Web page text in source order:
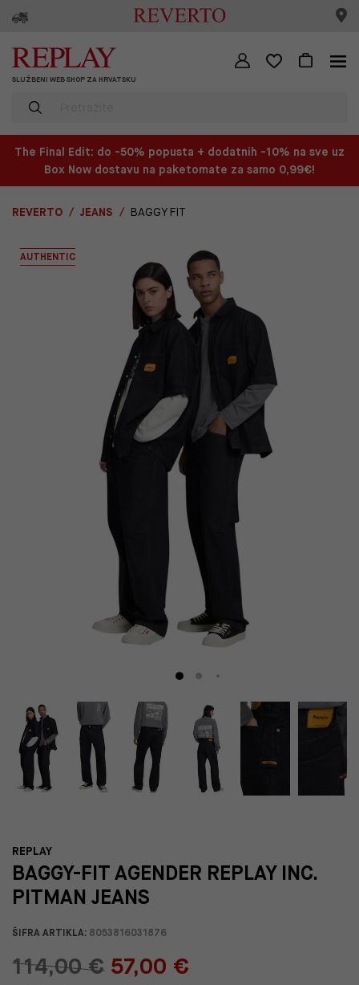
SLUŽBENI WEB SHOP ZA HRVATSKU
The Final Edit: do -50% popusta + dodatnih -10% na sve uz
Box Now dostavu na paketomate za samo 0,99€!
REVERTO JEANS BAGGY FIT
AUTHENTIC
REPLAY
BAGGY-FIT AGENDER REPLAY INC.
PITMAN JEANS
ŠIFRA ARTIKLA: 8053816031876
114,00 € 57,00 €